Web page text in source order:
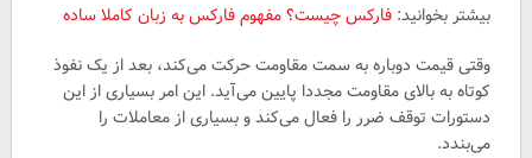
بیشتر بخوانید: فارکس چیست؟ مفهوم فارکس به زبان کاملا ساده
وقتی قیمت دوباره به سمت مقاومت حرکت می‌کند، بعد از یک نفوذ
کوتاه به بالای مقاومت مجددا پایین می‌آید. این امر بسیاری از این
دستورات توقف ضرر را فعال می‌کند و بسیاری از معاملات را
می‌بندد.